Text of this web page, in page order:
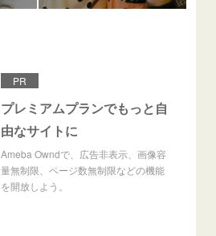
PR
プレミアムプランでもっと自
由なサイトに
Ameba Owndで、広告非表示、画像容
量無制限、ページ数無制限などの機能
を開放しよう。